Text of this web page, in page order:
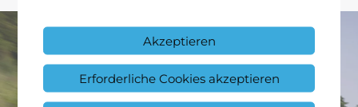
Akzeptieren
Erforderliche Cookies akzeptieren